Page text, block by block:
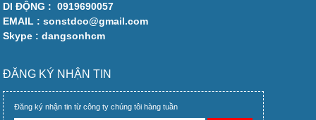
DI ĐỘNG :0919690057
EMAIL : sonstdco@gmail.com
Skype : dangsonhcm
ĐĂNG KÝ NHẬN TIN
Đăng ký nhận tin từ công ty chúng tôi hàng tuần